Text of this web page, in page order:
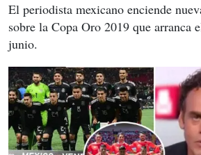
El periodista mexicano enciende
sobre la Copa Oro 2019 que arranca
junio.